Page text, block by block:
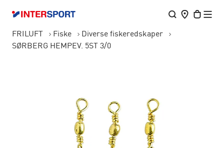
FRILUFT Fiske
Diverse fiskeredskaper
SØRBERG HEMPEV. 5ST 3/0